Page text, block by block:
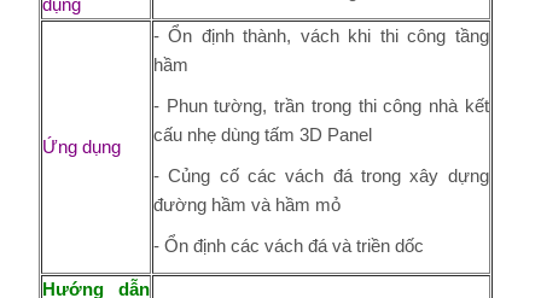
dụng
Ứng dụng
- Ổn định thành, vách khi thi công tầng
hầm
- Phun tường, trần trong thi công nhà kết
cấu nhẹ dùng tấm 3D Panel
- Củng cố các vách đá trong xây dựng
đường hầm và hầm mỏ
- Ổn định các vách đá và triền dốc
Hướng dẫn